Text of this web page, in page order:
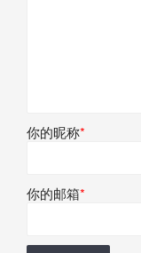
你的昵称*
你的邮箱*